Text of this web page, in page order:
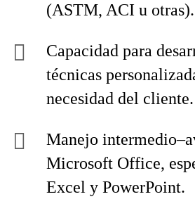
(ASTM, ACI u otras).
Capacidad para
técnicas
necesidad del cliente.
Manejo
Microsoft Office,
Excel y PowerPoint.